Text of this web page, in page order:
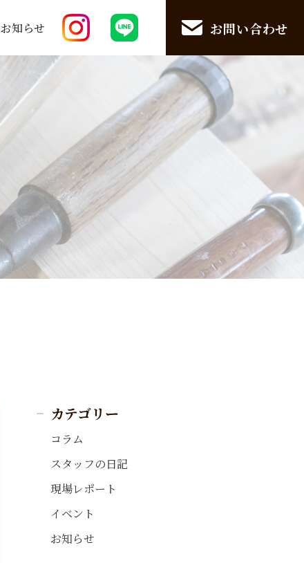
お知らせ お問い合わせ
カテゴリー
コラム
スタッフの日記
現場レポート
イベント
お知らせ